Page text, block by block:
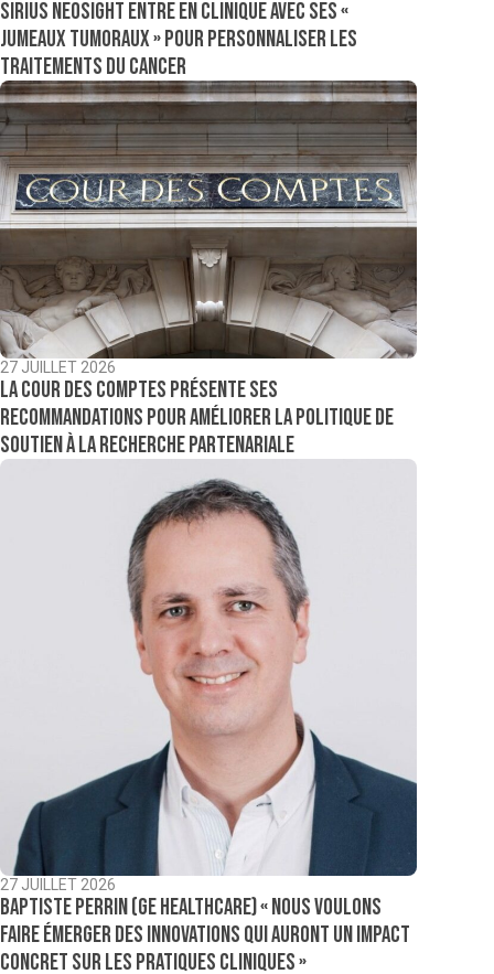
Sirius NeoSight entre en clinique avec ses «
jumeaux tumoraux » pour personnaliser les
traitements du cancer
27 JUILLET 2026
La Cour des comptes présente ses
recommandations pour améliorer la politique de
soutien à la recherche partenariale
27 JUILLET 2026
Baptiste Perrin (GE Healthcare) « Nous voulons
faire émerger des innovations qui auront un impact
concret sur les pratiques cliniques »